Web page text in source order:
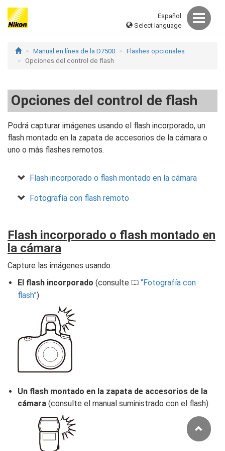
Español
Select language
Manual en línea de la D7500
Flashes opcionales
Opciones del control de flash
Opciones del control de flash
Podrá capturar imágenes usando el flash incorporado, un
flash montado en la zapata de accesorios de la cámara o
uno o más flashes remotos.
Flash incorporado o flash montado en la cámara
Fotografía con flash remoto
Flash incorporado o flash montado en
la cámara
Capture las imágenes usando:
El flash incorporado (consulte 0 Fotografía con
flash )
Un flash montado en la zapata de accesorios de la
cámara (consulte el manual suministrado con el flash)